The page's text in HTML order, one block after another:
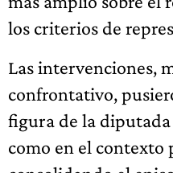
los criterios de
Las intervenciones,
confrontativo,
figura de la
como en el contexto